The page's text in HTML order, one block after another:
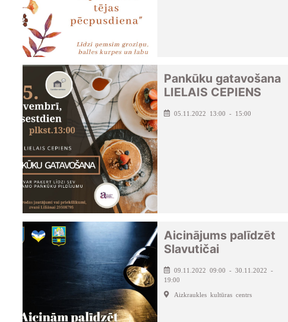
Pankūku gatavošana
LIELAIS CEPIENS
05.11.2022 13:00 - 15:00
Aicinājums palīdzēt
Slavutičai
09.11.2022 09:00 - 30.11.2022 -
19:00
Aizkraukles kultūras centrs